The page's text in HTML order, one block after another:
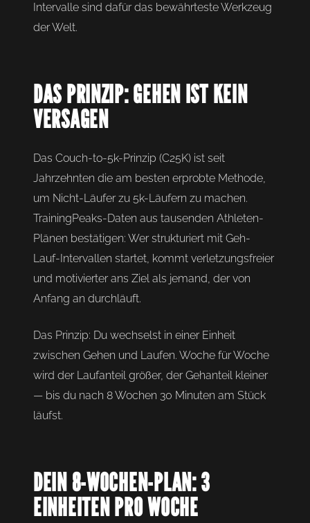
Intervalle sind dafür das bewährteste Werkzeug
der Welt.
DAS PRINZIP: GEHEN IST KEIN
VERSAGEN
Das Couch-to-5k-Prinzip (C25K) ist seit
Jahrzehnten die am besten erprobte Methode,
um Nicht-Läufer zu 5k-Läufern zu machen.
TrainingPeaks-Daten aus tausenden Athleten-
Plänen bestätigen: Wer strukturiert mit Geh-
Lauf-Intervallen startet, kommt verletzungsfreier
und motivierter ans Ziel als jemand, der von
Anfang an durchläuft.
Das Prinzip: Du wechselst in einer Einheit
zwischen Gehen und Laufen. Woche für Woche
wird der Laufanteil größer, der Gehanteil kleiner
— bis du nach 8 Wochen 30 Minuten am Stück
läufst.
DEIN 8-WOCHEN-PLAN: 3
EINHEITEN PRO WOCHE